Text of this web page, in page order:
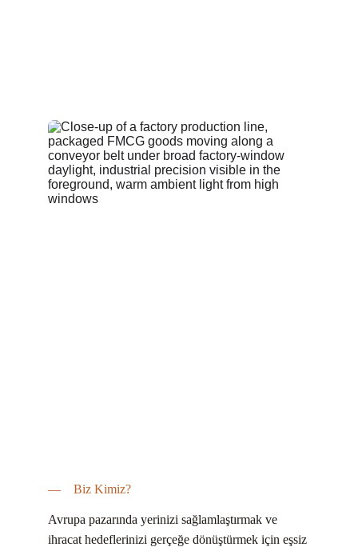
— Biz Kimiz?
Avrupa pazarında yerinizi sağlamlaştırmak ve
ihracat hedeflerinizi gerçeğe dönüştürmek için eşsiz